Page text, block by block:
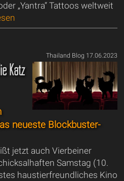
„Yantra“ Tattoos weltweit
Thailand Blog 17.06.2023
Katz
neueste Blockbuster-
jetzt auch Vierbeiner
Samstag (10.
haustierfreundliches Kino